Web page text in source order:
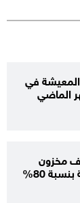
في
مخزون
80%